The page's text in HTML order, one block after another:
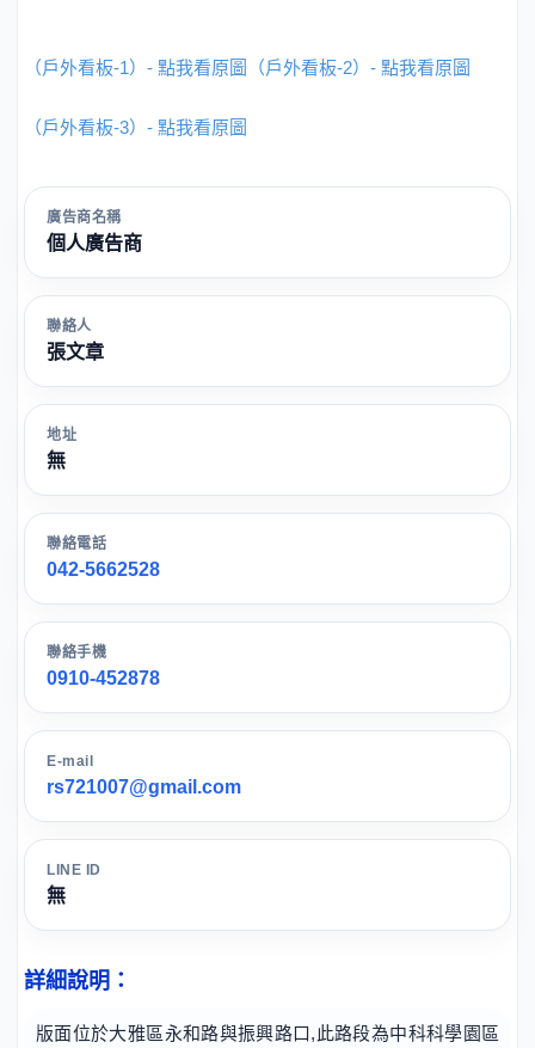
（戶外看板-1）- 點我看原圖 （戶外看板-2）- 點我看原圖
（戶外看板-3）- 點我看原圖
廣告商名稱
個人廣告商
聯絡人
張文章
地址
無
聯絡電話
042-5662528
聯絡手機
0910-452878
E-mail
rs721007@gmail.com
LINE ID
無
詳細說明：
版面位於大雅區永和路與振興路口,此路段為中科科學園區